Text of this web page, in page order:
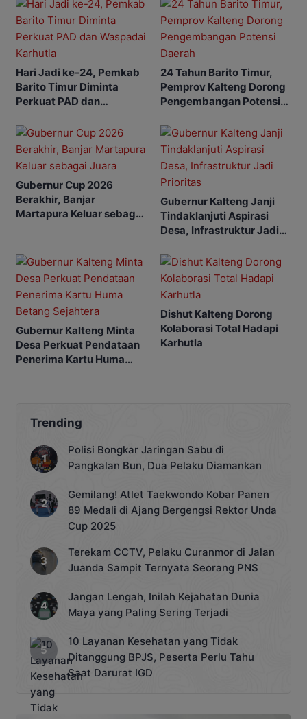
Hari Jadi ke-24, Pemkab
Barito Timur Diminta
Perkuat PAD dan
24 Tahun Barito Timur,
Pemprov Kalteng Dorong
Pengembangan Potensi
Gubernur Cup 2026
Berakhir, Banjar
Martapura Keluar sebagai
Gubernur Kalteng Janji
Tindaklanjuti Aspirasi
Desa, Infrastruktur Jadi
Gubernur Kalteng Minta
Desa Perkuat Pendataan
Penerima Kartu Huma
Dishut Kalteng Dorong
Kolaborasi Total Hadapi
Karhutla
Trending
Polisi Bongkar Jaringan Sabu di
Pangkalan Bun, Dua Pelaku Diamankan
Gemilang! Atlet Taekwondo Kobar Panen
89 Medali di Ajang Bergengsi Rektor Unda
Cup 2025
Terekam CCTV, Pelaku Curanmor di Jalan
Juanda Sampit Ternyata Seorang PNS
Jangan Lengah, Inilah Kejahatan Dunia
Maya yang Paling Sering Terjadi
10 Layanan Kesehatan yang Tidak
Ditanggung BPJS, Peserta Perlu Tahu
Saat Darurat IGD